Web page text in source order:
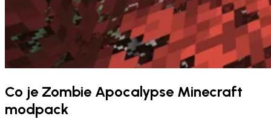
Co je Zombie Apocalypse Minecraft
modpack